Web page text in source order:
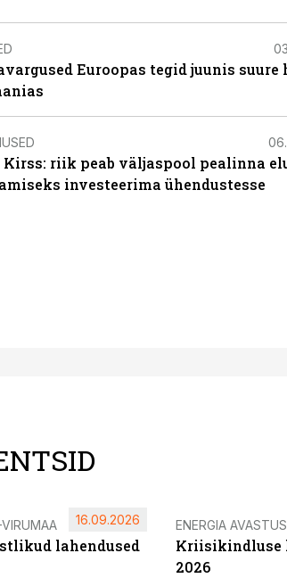
Euroopas tegid juunis suure
Kirss: riik peab väljaspool pealinna
investeerima ühendustesse
lahendused
16.09.2026 ENERGIA
Kriisikindluse
2026